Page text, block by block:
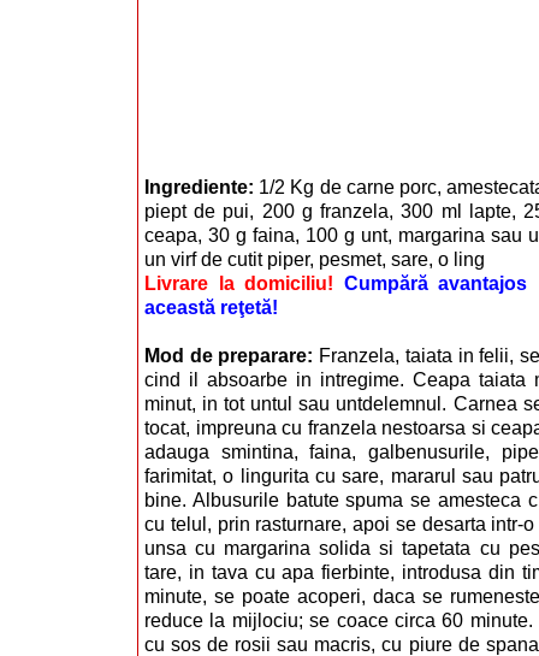
Ingrediente: 1/2 Kg de carne porc,
piept de pui, 200 g franzela, 300 ml lapte,
ceapa, 30 g faina, 100 g unt, margarina sau
un virf de cutit piper, pesmet, sare, o ling
Livrare la domiciliu! Cumpără avantajos
această reţetă!
Mod de preparare: Franzela, taiata in felii,
cind il absoarbe in intregime. Ceapa taiata
minut, in tot untul sau untdelemnul. Carnea
tocat, impreuna cu franzela nestoarsa si
adauga smintina, faina, galbenusurile,
farimitat, o lingurita cu sare, mararul sau
bine. Albusurile batute spuma se amesteca
cu telul, prin rasturnare, apoi se desarta intr-
unsa cu margarina solida si tapetata cu
tare, in tava cu apa fierbinte, introdusa din
minute, se poate acoperi, daca se
reduce la mijlociu; se coace circa 60
cu sos de rosii sau macris, cu piure de